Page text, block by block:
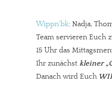
Wippn’bk: Nadja,
Team servieren Euch
15 Uhr das
Ihr zunächst kleiner
Danach wird Euch